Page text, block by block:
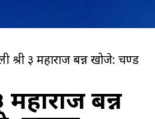
श्री ३ महाराज बन्न खोजे: प्रचण्ड
महाराज बन्न